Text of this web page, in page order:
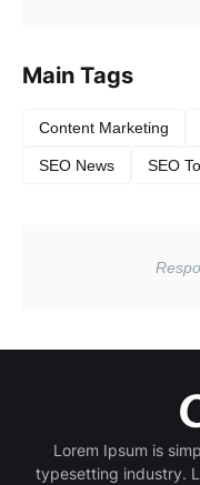
Main Tags
Content Marketing
SEO News SEO
Lorem Ipsum is
typesetting industry.